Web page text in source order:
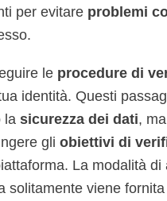
per evitare problemi
le procedure di
identità. Questi
la sicurezza dei dati,
gli obiettivi di
La modalità di
solitamente viene fornita